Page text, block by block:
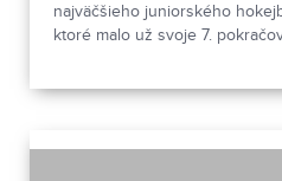
najväčšieho juniorského
ktoré malo už svoje 7.